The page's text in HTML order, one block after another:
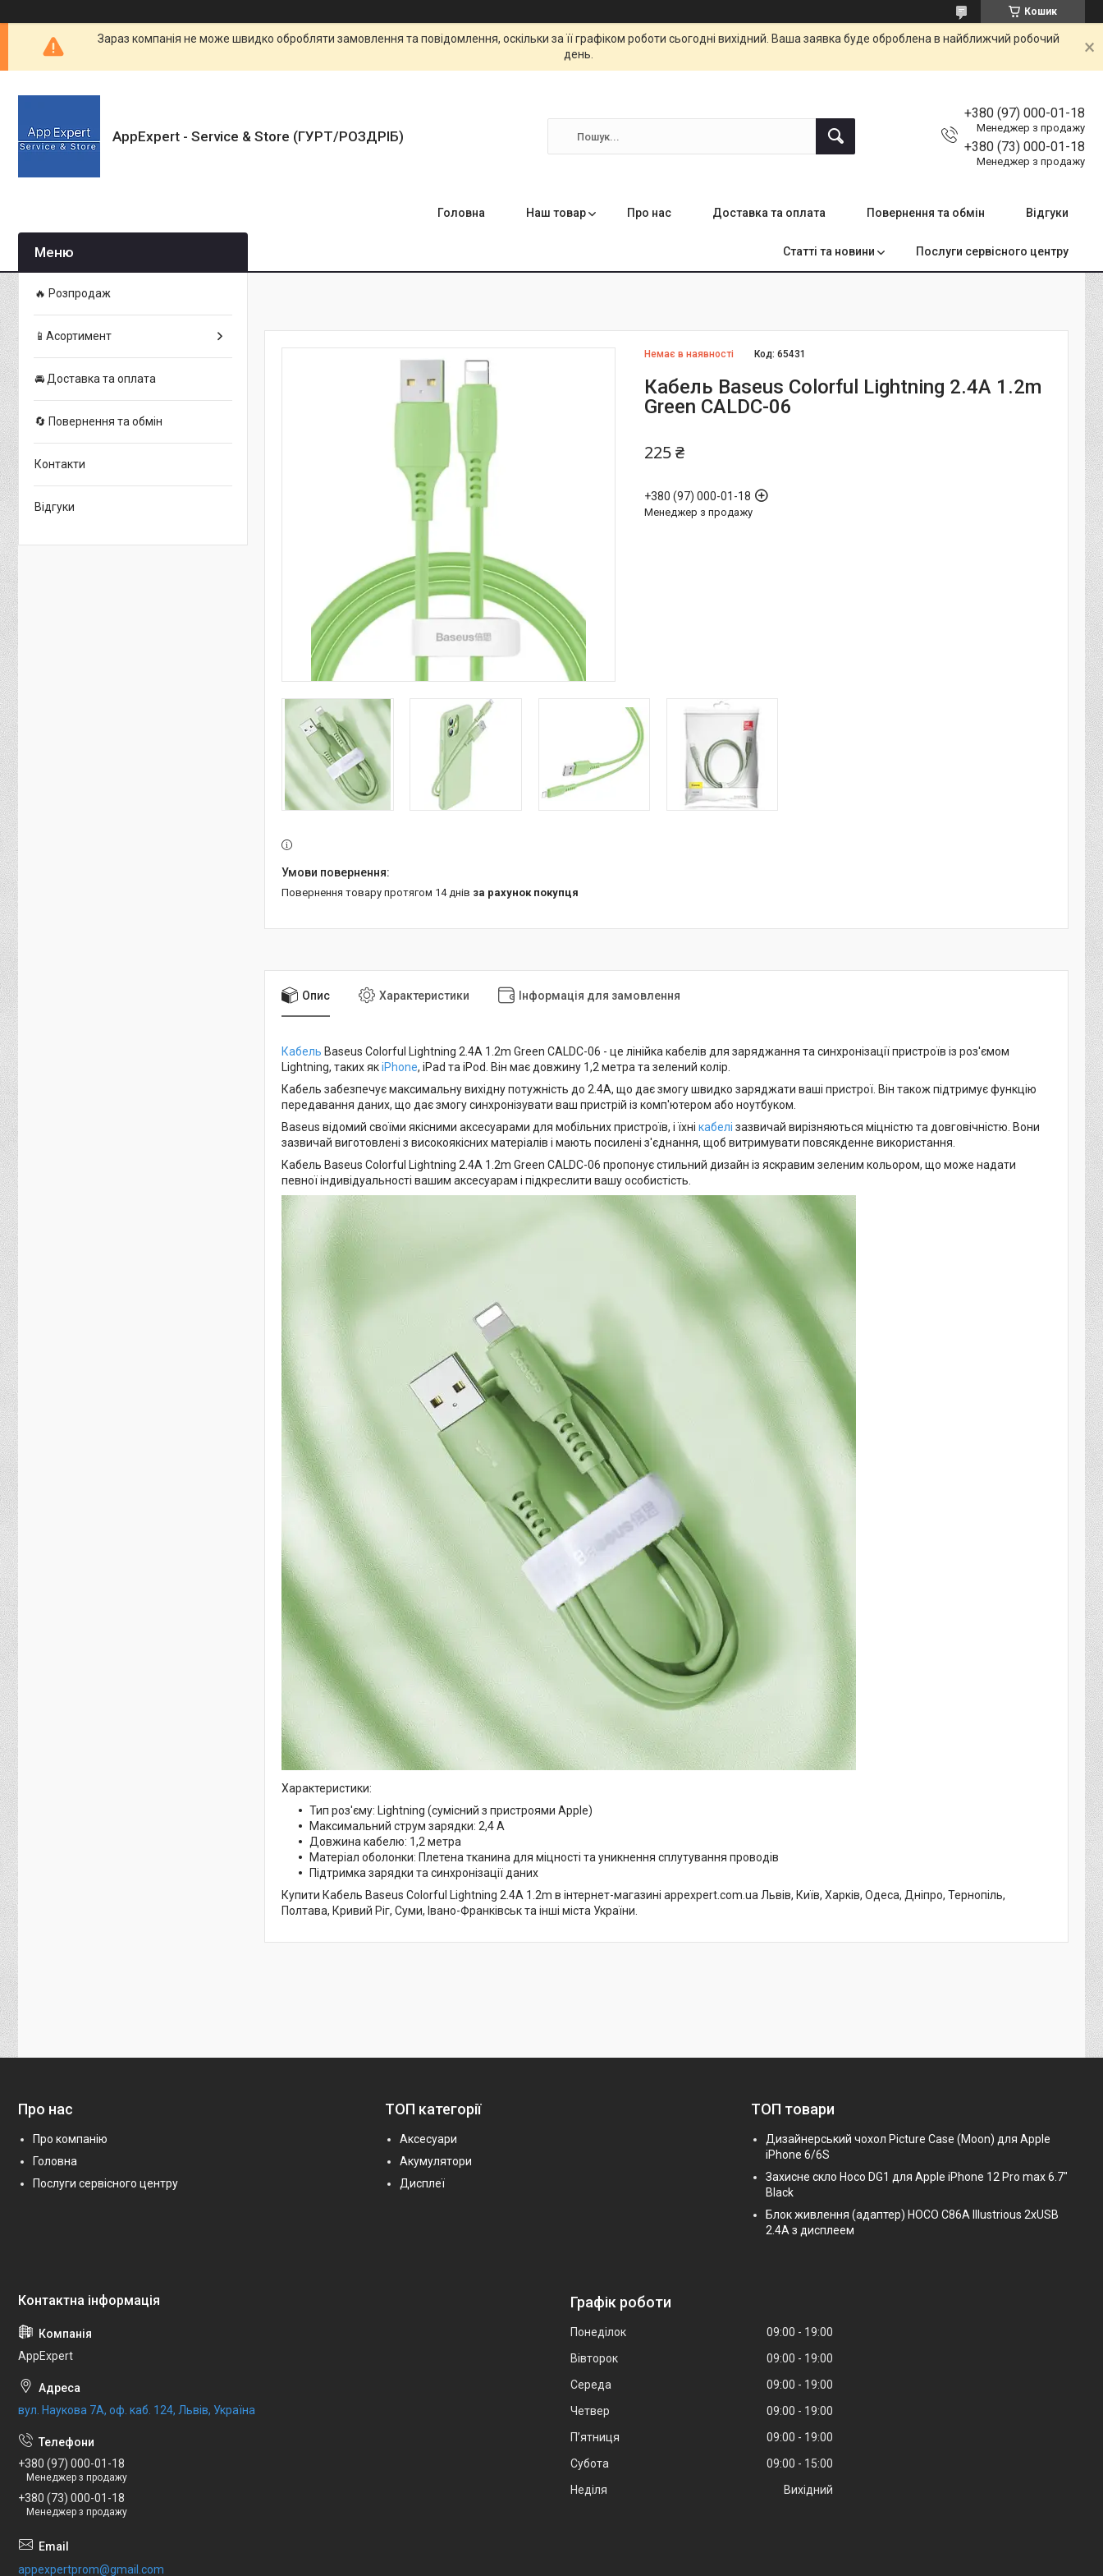
Кошик
Зараз компанія не може швидко обробляти замовлення та повідомлення, оскільки за її графіком роботи сьогодні вихідний. Ваша заявка буде оброблена в найближчий робочий
день.
AppExpert - Service & Store (ГУРТ/РОЗДРІБ)
+380 (97) 000-01-18
Менеджер з продажу
+380 (73) 000-01-18
Менеджер з продажу
Головна Наш товар Про нас Доставка та оплата Повернення та обмін Відгуки
Статті та новини Послуги сервісного центру
Немає в наявності Код:65431
Кабель Baseus Colorful Lightning 2.4A 1.2m
Green CALDC-06
225 ₴
+380 (97) 000-01-18
Менеджер з продажу
повернення товару протягом 14 днів за рахунок покупця
Опис Характеристики Інформація для замовлення
Кабель Baseus Colorful Lightning 2.4A 1.2m Green CALDC-06 - це лінійка кабелів для заряджання та синхронізації пристроїв із роз'ємом
Lightning, таких якiPhone, iPad та iPod. Він має довжину 1,2 метра та зелений колір.
Кабель забезпечує максимальну вихідну потужність до 2.4А, що дає змогу швидко заряджати ваші пристрої. Він також підтримує функцію
передавання даних, що дає змогу синхронізувати ваш пристрій із комп'ютером або ноутбуком.
Baseus відомий своїми якісними аксесуарами для мобільних пристроїв, і їхні кабелі зазвичай вирізняються міцністю та довговічністю. Вони
зазвичай виготовлені з високоякісних матеріалів і мають посилені з'єднання, щоб витримувати повсякденне використання.
Кабель Baseus Colorful Lightning 2.4A 1.2m Green CALDC-06 пропонує стильний дизайн із яскравим зеленим кольором, що може надати
певної індивідуальності вашим аксесуарам і підкреслити вашу особистість.
Характеристики:
Тип роз'єму: Lightning (сумісний з пристроями Apple)
Максимальний струм зарядки: 2,4 А
Довжина кабелю: 1,2 метра
Матеріал оболонки: Плетена тканина для міцності та уникнення сплутування проводів
Підтримка зарядки та синхронізації даних
Купити Кабель Baseus Colorful Lightning 2.4A 1.2m в інтернет-магазині appexpert.com.ua Львів, Київ, Харків, Одеса, Дніпро, Тернопіль,
Полтава, Кривий Ріг, Суми, Івано-Франківськ та інші міста України.
🔥 Розпродаж
📱Асортимент
🚘 Доставка та оплата
🔄 Повернення та обмін
Контакти
Відгуки
Про нас
Про компанію
Головна
Послуги сервісного центру
ТОП категорії
Аксесуари
Акумулятори
Дисплеї
ТОП товари
Дизайнерський чохол Picture Case (Moon) для Apple
iPhone 6/6S
Захисне скло Hoco DG1 для Apple iPhone 12 Pro max 6.7"
Black
Блок живлення (адаптер) HOCO C86A Illustrious 2xUSB
2.4A з дисплеем
AppExpert
вул. Наукова 7А, оф. каб. 124, Львів, Україна
+380 (97) 000-01-18
Менеджер з продажу
+380 (73) 000-01-18
Менеджер з продажу
appexpertprom@gmail.com
Графік роботи
Понеділок 09:00
19:00
Вівторок
09:00
19:00
Середа
09:00
19:00
Четвер
09:00
19:00
Пʼятниця
09:00
19:00
Субота
09:00
15:00
Неділя
Вихідний